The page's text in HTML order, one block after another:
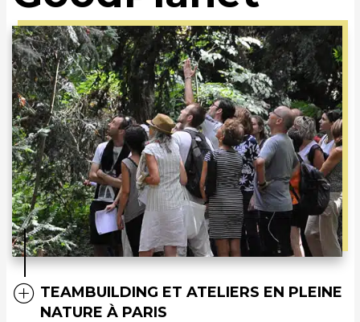
TEAMBUILDING ET ATELIERS EN PLEINE
NATURE À PARIS